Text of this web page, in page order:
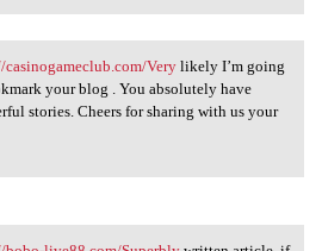
casinogameclub.com/Verylikely I’m going
your blog . You absolutely have
stories. Cheers for sharing with us your